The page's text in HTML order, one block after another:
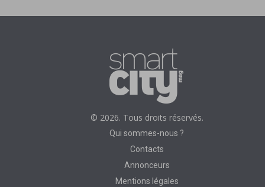
© 2026. Tous droits réservés.
Qui sommes-nous ?
Contacts
Annonceurs
Mentions légales